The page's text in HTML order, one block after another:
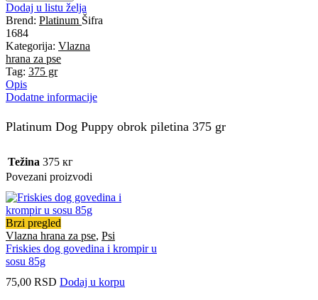
Dodaj u listu želja
Brend: Platinum Šifra
1684
Kategorija: Vlazna
hrana za pse
Tag: 375 gr
Opis
Dodatne informacije
Platinum Dog Puppy obrok piletina 375 gr
Težina 375 кг
Povezani proizvodi
Brzi pregled
Vlazna hrana za pse, Psi
Friskies dog govedina i krompir u
sosu 85g
75,00 RSD Dodaj u korpu